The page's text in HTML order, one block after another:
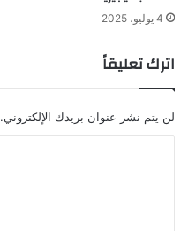
4 يوليو، 2025
اترك تعليقاً
لن يتم نشر عنوان بريدك الإلكتروني.